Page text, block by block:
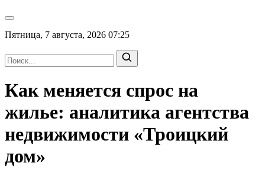
Пятница, 7 августа, 2026 07:25
Как меняется спрос на
жилье: аналитика агентства
недвижимости «Троицкий
дом»